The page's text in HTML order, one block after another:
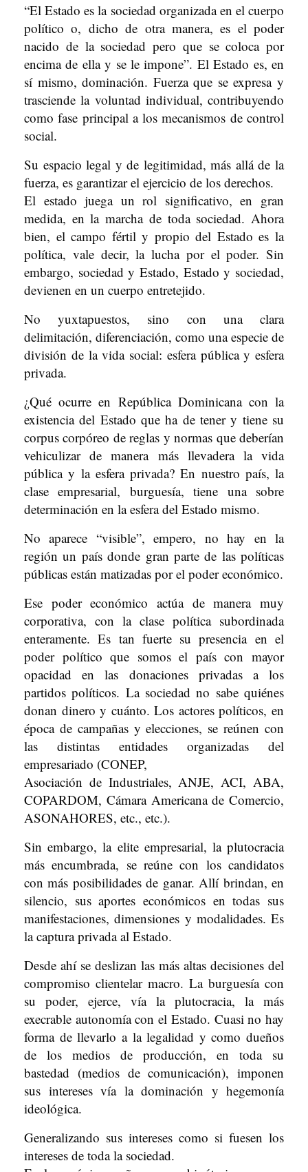
“El Estado es la sociedad organizada en el cuerpo
político o, dicho de otra manera, es el poder
nacido de la sociedad pero que se coloca por
encima de ella y se le impone”. El Estado es, en
sí mismo, dominación. Fuerza que se expresa y
trasciende la voluntad individual, contribuyendo
como fase principal a los mecanismos de control
social.
Su espacio legal y de legitimidad, más allá de la
fuerza, es garantizar el ejercicio de los derechos.
El estado juega un rol significativo, en gran
medida, en la marcha de toda sociedad. Ahora
bien, el campo fértil y propio del Estado es la
política, vale decir, la lucha por el poder. Sin
embargo, sociedad y Estado, Estado y sociedad,
devienen en un cuerpo entretejido.
No yuxtapuestos, sino con una clara
delimitación, diferenciación, como una especie de
división de la vida social: esfera pública y esfera
privada.
¿Qué ocurre en República Dominicana con la
existencia del Estado que ha de tener y tiene su
corpus corpóreo de reglas y normas que deberían
vehiculizar de manera más llevadera la vida
pública y la esfera privada? En nuestro país, la
clase empresarial, burguesía, tiene una sobre
determinación en la esfera del Estado mismo.
No aparece “visible”, empero, no hay en la
región un país donde gran parte de las políticas
públicas están matizadas por el poder económico.
Ese poder económico actúa de manera muy
corporativa, con la clase política subordinada
enteramente. Es tan fuerte su presencia en el
poder político que somos el país con mayor
opacidad en las donaciones privadas a los
partidos políticos. La sociedad no sabe quiénes
donan dinero y cuánto. Los actores políticos, en
época de campañas y elecciones, se reúnen con
las distintas entidades organizadas del
empresariado (CONEP,
Asociación de Industriales, ANJE, ACI, ABA,
COPARDOM, Cámara Americana de Comercio,
ASONAHORES, etc., etc.).
Sin embargo, la elite empresarial, la plutocracia
más encumbrada, se reúne con los candidatos
con más posibilidades de ganar. Allí brindan, en
silencio, sus aportes económicos en todas sus
manifestaciones, dimensiones y modalidades. Es
la captura privada al Estado.
Desde ahí se deslizan las más altas decisiones del
compromiso clientelar macro. La burguesía con
su poder, ejerce, vía la plutocracia, la más
execrable autonomía con el Estado. Cuasi no hay
forma de llevarlo a la legalidad y como dueños
de los medios de producción, en toda su
bastedad (medios de comunicación), imponen
sus intereses vía la dominación y hegemonía
ideológica.
Generalizando sus intereses como si fuesen los
intereses de toda la sociedad.